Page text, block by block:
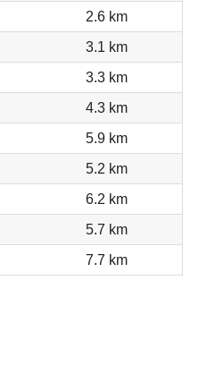
2.6 km
3.1 km
3.3 km
4.3 km
5.9 km
5.2 km
6.2 km
5.7 km
7.7 km